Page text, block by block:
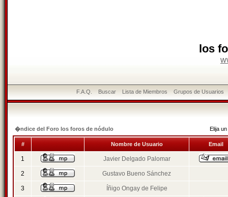
los
F.A.Q. Buscar Lista de Miembros Grupos de Usuarios
�ndice del Foro los foros de nódulo Elija
# Nombre de Usuario Email
1 Javier Delgado Palomar
2 Gustavo Bueno Sánchez
3 Íñigo Ongay de Felipe